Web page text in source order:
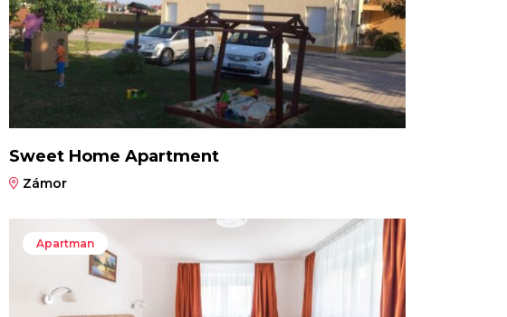
Sweet Home Apartment
Zámor
Apartman